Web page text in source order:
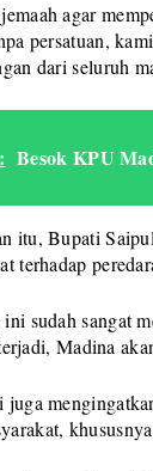
agar
persatuan,
dari seluruh
Besok KPU
itu, Bupati
terhadap
sudah sangat
Madina